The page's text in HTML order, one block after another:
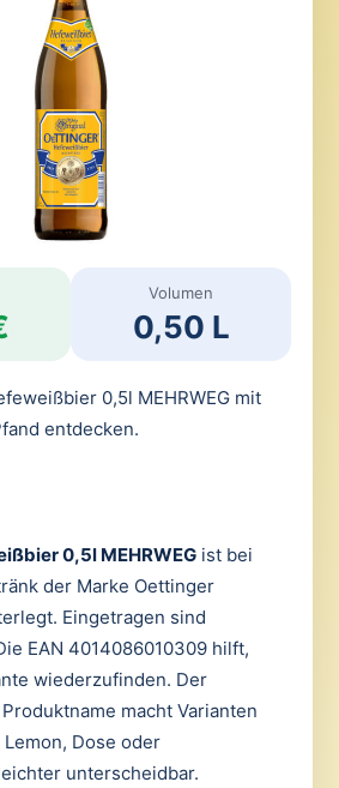
Volumen
0,50 L
0,5l MEHRWEG mit
entdecken.
0,5l MEHRWEGist bei
der Marke Oettinger
Eingetragen sind
EAN 4014086010309 hilft,
wiederzufinden. Der
macht Varianten
Dose oder
unterscheidbar.